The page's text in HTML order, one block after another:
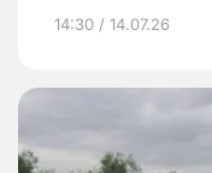
14:30 / 14.07.26